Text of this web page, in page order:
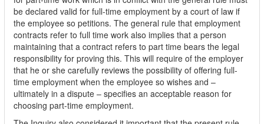
be declared valid for full-time employment by a court of law if
the employee so petitions. The general rule that employment
contracts refer to full time work also implies that a person
maintaining that a contract refers to part time bears the legal
responsibility for proving this. This will require of the employer
that he or she carefully reviews the possibility of offering full-
time employment when the employee so wishes and –
ultimately in a dispute – specifies an acceptable reason for
choosing part-time employment.